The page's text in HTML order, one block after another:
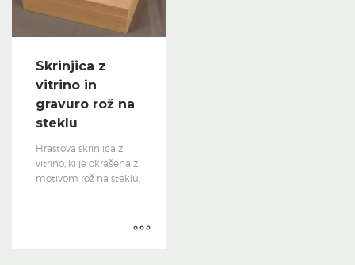
Skrinjica z
vitrino in
gravuro rož na
steklu
Hrastova skrinjica z
vitrino, ki je okrašena z
motivom rož na steklu.